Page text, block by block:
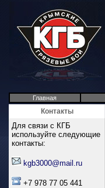
Главная
Контакты
Для связи с КГБ
используйте следующие
контакты:
kgb3000@mail.ru
+7 978 77 05 441